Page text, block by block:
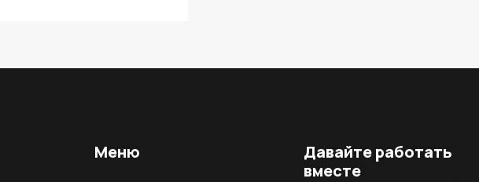
Меню
Давайте работать
вместе